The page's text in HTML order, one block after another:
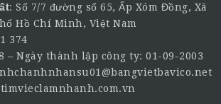
: Số 7/7 đường số 65, Ấp Xóm Đồng, Xã
Hồ Chí Minh, Việt Nam
374
– Ngày thành lập công ty: 01-09-2003